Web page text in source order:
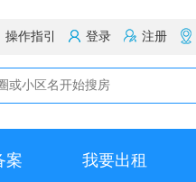
操作指引 登录 注册
案 我要出租